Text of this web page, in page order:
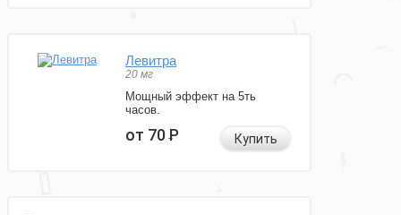
Левитра
20 мг
Мощный эффект на 5ть
часов.
от 70Р Купить